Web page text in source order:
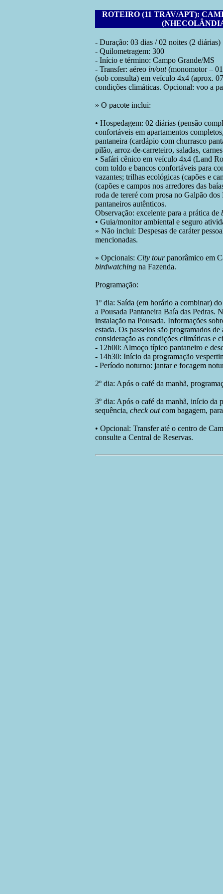
ROTEIRO (11 TRAV/APT):
- Duração: 03 dias / 02 noites (2 diárias)
- Quilometragem: 300
- Início e término: Campo Grande/MS
- Transfer: aéreo in/out(monomotor – 01
(sob consulta) em veículo 4x4 (aprox.
condições climáticas. Opcional: voo a
» O pacote inclui:
• Hospedagem: 02 diárias (pensão
confortáveis em apartamentos
pantaneira (cardápio com churrasco
pilão, arroz-de-carreteiro, saladas,
• Safári cênico em veículo 4x4 (Land
com toldo e bancos confortáveis para
vazantes; trilhas ecológicas (capões e
(capões e campos nos arredores das
roda de tereré com prosa no Galpão
pantaneiros autênticos.
Observação: excelente para a prática de
• Guia/monitor ambiental e seguro
» Não inclui: Despesas de caráter
mencionadas.
» Opcionais: City tourpanorâmico em
birdwatching na Fazenda.
Programação:
1º dia: Saída (em horário a combinar)
a Pousada Pantaneira Baía das Pedras.
instalação na Pousada. Informações
estada. Os passeios são programados
consideração as condições climáticas e
- 12h00: Almoço típico pantaneiro e
- 14h30: Início da programação
- Período noturno: jantar e focagem
2º dia: Após o café da manhã,
3º dia: Após o café da manhã, início da
sequência, check outcom bagagem,
• Opcional: Transfer até o centro de
consulte a Central de Reservas.